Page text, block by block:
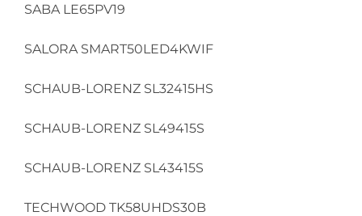
SABA LE65PV19
SALORA SMART50LED4KWIF
SCHAUB-LORENZ SL32415HS
SCHAUB-LORENZ SL49415S
SCHAUB-LORENZ SL43415S
TECHWOOD TK58UHDS30B